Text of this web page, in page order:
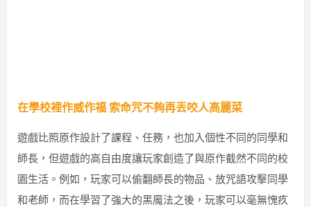
在學校裡作威作福 索命咒不夠再丟咬人高麗菜
遊戲比照原作設計了課程、任務，也加入個性不同的同學和
師長，但遊戲的高自由度讓玩家創造了與原作截然不同的校
園生活。例如，玩家可以偷翻師長的物品、放咒語攻擊同學
和老師，而在學習了強大的黑魔法之後，玩家可以毫無愧疚